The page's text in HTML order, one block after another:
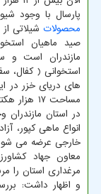
پارسال با وجود شیوع
محصولات شیلاتی
صید ماهیان
مازندران است و
استخوانی ( کفال، سفید و
در استان مازندران
انواع ماهی کپور،
خارجی عرضه می
معاون جهاد
مرغداری استان را
و اظهار داشت: